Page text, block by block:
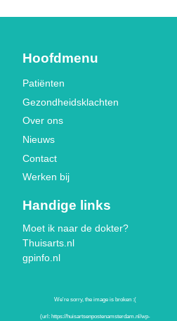
Hoofdmenu
Patiënten
Gezondheidsklachten
Over ons
Nieuws
Contact
Werken bij
Handige links
Moet ik naar de dokter?
Thuisarts.nl
gpinfo.nl